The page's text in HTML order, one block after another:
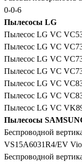
0-0-6
Пылесосы LG
Пылесос LG VC
Пылесос LG VC
Пылесос LG VC
Пылесос LG VC
Пылесос LG VC
Пылесос LG VC
Пылесос LG VC
Пылесосы
Беспроводной
VS15A6031R4/EV
Беспроводной